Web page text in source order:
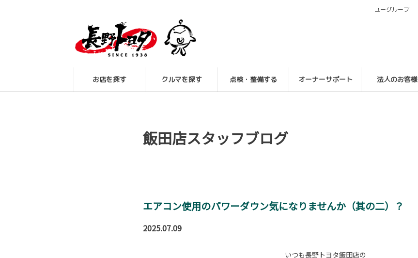
お店を探す クルマを探す 点検・整備する オーナーサポート 法人のお客様
ユーグループ
飯田店スタッフブログ
エアコン使用のパワーダウン気になりませんか（其の二）？
2025.07.09
いつも長野トヨタ飯田店の